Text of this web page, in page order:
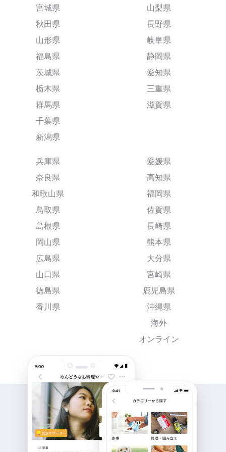
宮城県
秋田県
山形県
福島県
茨城県
栃木県
群馬県
千葉県
新潟県
山梨県
長野県
岐阜県
静岡県
愛知県
三重県
滋賀県
兵庫県
奈良県
和歌山県
鳥取県
島根県
岡山県
広島県
山口県
徳島県
香川県
愛媛県
高知県
福岡県
佐賀県
長崎県
熊本県
大分県
宮崎県
鹿児島県
沖縄県
海外
オンライン